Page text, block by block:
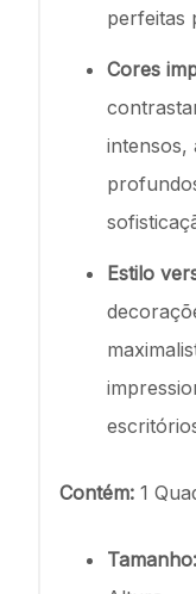
perfeitas
Cores
intensos,
Estilo
Contém: 1
Tamanho: